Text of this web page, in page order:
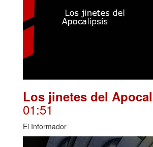
Los jinetes del
01:51
El Informador